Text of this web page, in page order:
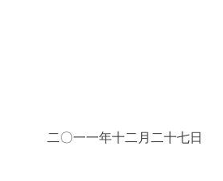
二〇一一年十二月二十七日